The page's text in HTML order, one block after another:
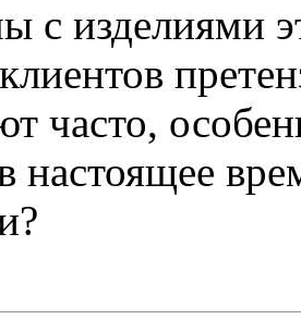
с изделиями
часто,
настоящее